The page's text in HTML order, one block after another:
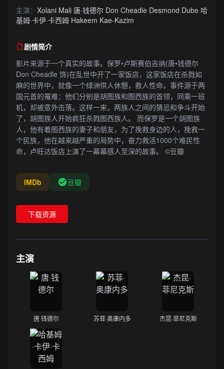
主演： Xolani Mali 唐·钱德尔 Don Cheadle Desmond Dube 哈
基姆·卡伊·卡西姆 Hakeem Kae-Kazim
剧情简介
影片来源于一个真实的故事。保罗•卢斯赛伯吉纳(唐•钱德尔
Don Cheadle 饰)在乱世中开了一家饭店，这家饭店在杀戮如
麻的世界中，就像一个绿洲供人休憩，救人性命。事件源于两
国元首的罹难：他们分别是胡图族和图西族的首领，同乘一班
机，却被意外击落。这样一来，两族人之间的猜忌和争斗开始
了，胡图族人开始疯狂杀戮图西族人。 而保罗是一个胡图族
人，他有着图西族的妻子和朋友，为了挽救身边的人，挽救一
个民族，他在越来越严重的局势中，奋力救活1000个难民性
命，卢旺达饭店上演了一幕幕感人至深的故事。 ©豆瓣
IMDb 豆瓣
下载资源
主演
唐·钱德尔 苏菲·奥康内多 杰昆·菲尼克斯